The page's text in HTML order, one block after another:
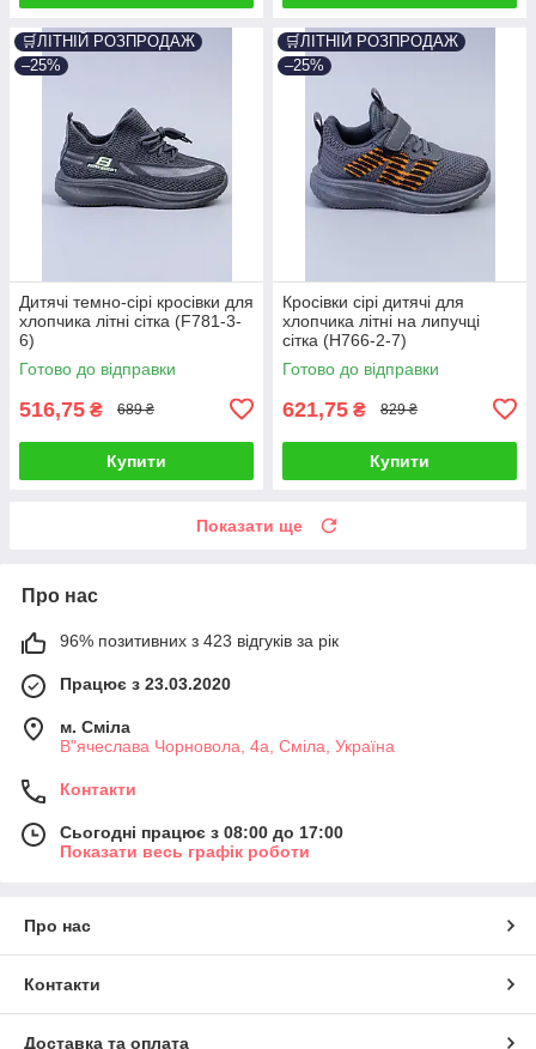
🛒ЛІТНІЙ РОЗПРОДАЖ
–25%
Дитячі темно-сірі кросівки для
хлопчика літні сітка (F781-3-
6)
Готово до відправки
516,75 ₴ 689 ₴
Купити
🛒ЛІТНІЙ РОЗПРОДАЖ
–25%
Кросівки сірі дитячі для
хлопчика літні на липучці
сітка (H766-2-7)
Готово до відправки
621,75 ₴ 829 ₴
Купити
Показати ще
Про нас
96% позитивних з 423 відгуків за рік
Працює з 23.03.2020
м. Сміла
В"ячеслава Чорновола, 4а, Сміла, Україна
Контакти
Сьогодні працює з 08:00 до 17:00
Показати весь графік роботи
Про нас
Контакти
Доставка та оплата